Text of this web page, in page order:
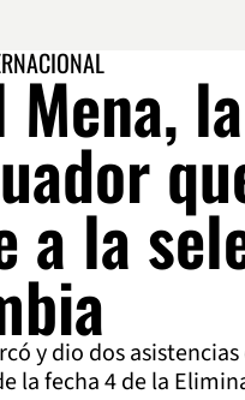
Mena,
a la
y dio dos asistencias
la fecha 4 de la